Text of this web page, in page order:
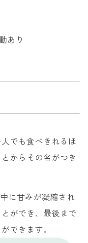
あり
でも食べきれるほ
からその名がつき
に甘みが凝縮され
ができ、最後まで
できます。